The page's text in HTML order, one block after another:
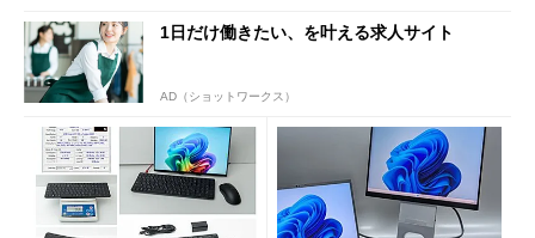
1日だけ働きたい、を叶える求人サイト
AD（ショットワークス）